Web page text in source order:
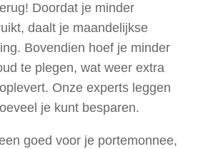
Doordat je minder
daalt je maandelijkse
Bovendien hoef je minder
te plegen, wat weer extra
Onze experts leggen
je kunt besparen.
goed voor je portemonnee,